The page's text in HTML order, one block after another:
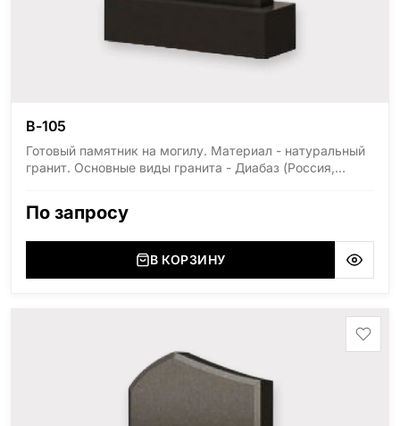
В-105
Готовый памятник на могилу. Материал - натуральный
гранит. Основные виды гранита - Диабаз (Россия,
(Украина, Житомерская область), Лабродарит
(Украина, Житомерская область), Сюксюансаари
(Россия, Карелия), Амфиболит (Россия, Мурманская
минимальные стандартные размеры: Стела: 80x40x5
По запросу
В КОРЗИНУ